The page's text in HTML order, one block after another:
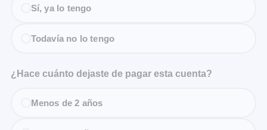
Sí, ya lo tengo
Todavía no lo tengo
¿Hace cuánto dejaste de pagar esta cuenta?
Menos de 2 años